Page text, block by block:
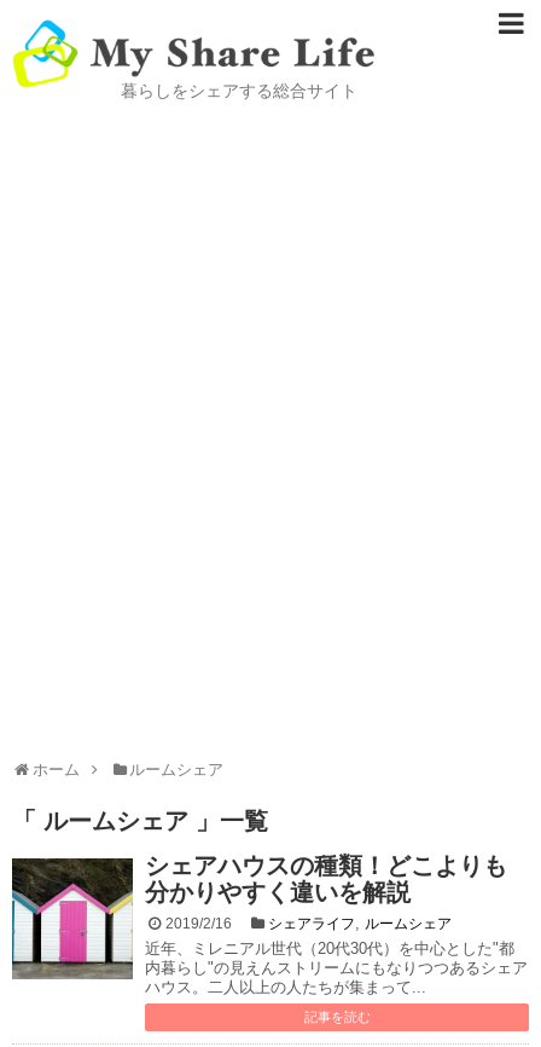
暮らしをシェアする総合サイト
ホーム ルームシェア
「 ルームシェア 」一覧
シェアハウスの種類！どこよりも
分かりやすく違いを解説
2019/2/16 シェアライフ, ルームシェア
近年、ミレニアル世代（20代30代）を中心とした"都
内暮らし"の見えんストリームにもなりつつあるシェア
ハウス。二人以上の人たちが集まって...
記事を読む